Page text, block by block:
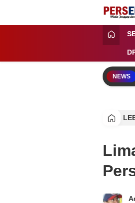
konten
Media
NEWS